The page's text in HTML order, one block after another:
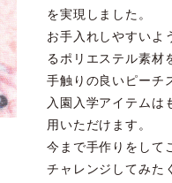
を実現しました。
お手入れしやすいよ
るポリエステル素材
手触りの良いピーチ
入園入学アイテムは
用いただけます。
今まで手作りをして
チャレンジしてみた